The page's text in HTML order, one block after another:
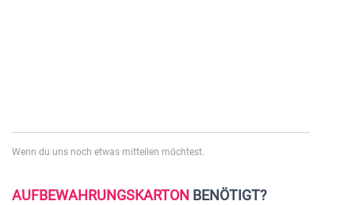
Wenn du uns noch etwas mitteilen möchtest.
AUFBEWAHRUNGSKARTON BENÖTIGT?